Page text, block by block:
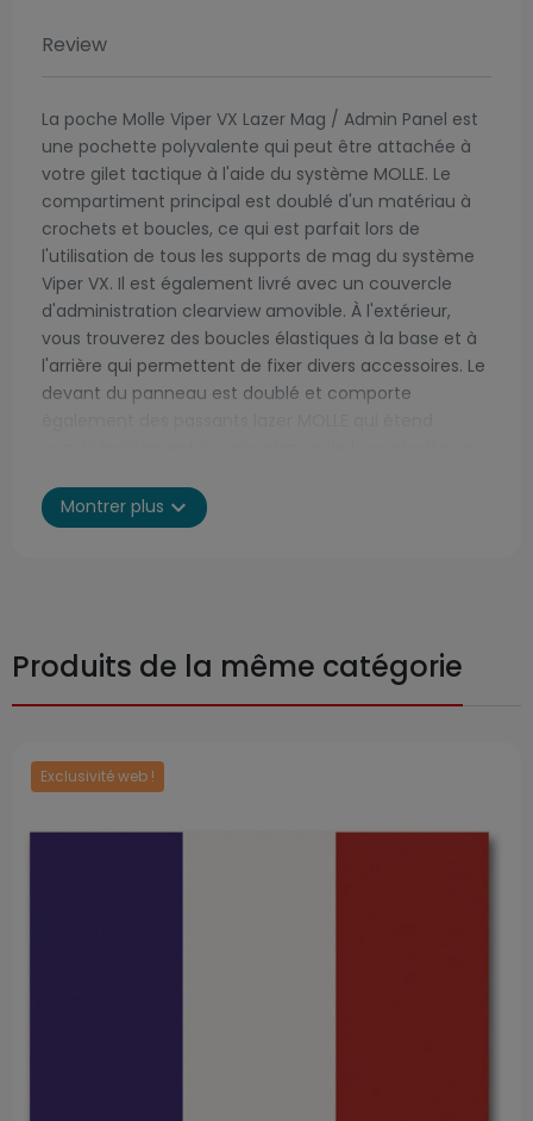
Review
La poche Molle Viper VX Lazer Mag / Admin Panel est
une pochette polyvalente qui peut être attachée à
votre gilet tactique à l'aide du système MOLLE. Le
compartiment principal est doublé d'un matériau à
crochets et boucles, ce qui est parfait lors de
l'utilisation de tous les supports de mag du système
Viper VX. Il est également livré avec un couvercle
d'administration clearview amovible. À l'extérieur,
vous trouverez des boucles élastiques à la base et à
l'arrière qui permettent de fixer divers accessoires. Le
devant du panneau est doublé et comporte
double fermeture éclair. Les chargeurs et la carte sur
les photos sont à des fins de marketing uniquement
Montrer plus expand_more
Produits de la même catégorie
Exclusivité web !